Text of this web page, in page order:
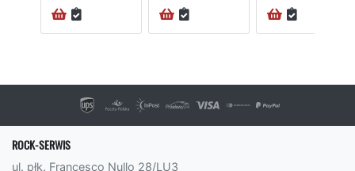
ROCK-SERWIS
ul. płk. Francesco Nullo 28/LU3